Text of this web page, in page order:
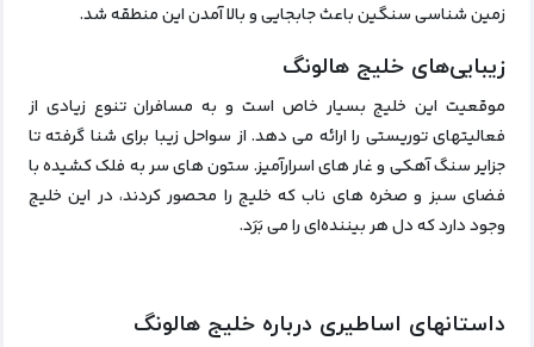
زمین شناسی سنگین باعث جابجایی و بالا آمدن این منطقه شد.
زیبایی‌های خلیج هالونگ
موقعیت این خلیج بسیار خاص است و به مسافران تنوع زیادی از
فعالیتهای توریستی را ارائه می‌ دهد. از سواحل زیبا برای شنا گرفته تا
جزایر سنگ آهکی و غار های اسرارآمیز. ستون‌ های سر به فلک کشیده با
فضای سبز و صخره‌ های ناب که خلیج را محصور کردند، در این خلیج
وجود دارد که دل هر بیننده‌ای را می‌ بَرَد.
داستانهای اساطیری درباره خلیج هالونگ